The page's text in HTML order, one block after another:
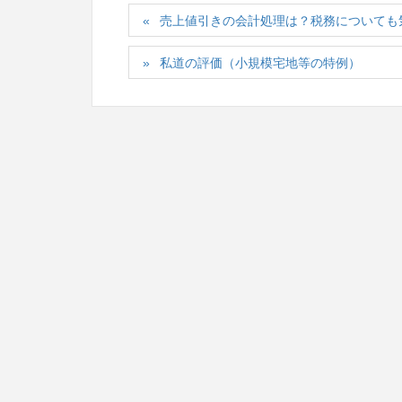
売上値引きの会計処理は？税務についても
私道の評価（小規模宅地等の特例）